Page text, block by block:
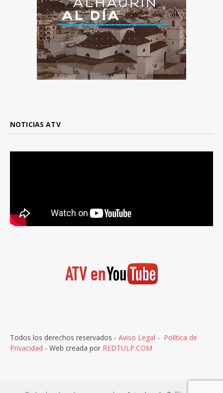
NOTICIAS ATV
Todos los derechos reservados - Aviso Legal - Política de
Privacidad - Web creada por REDTULP.COM